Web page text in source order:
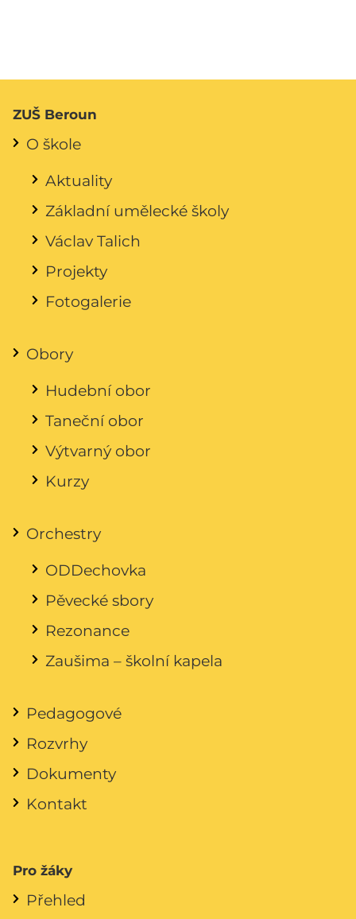
ZUŠ Beroun
O škole
Aktuality
Základní umělecké školy
Václav Talich
Projekty
Fotogalerie
Obory
Hudební obor
Taneční obor
Výtvarný obor
Kurzy
Orchestry
ODDechovka
Pěvecké sbory
Rezonance
Zaušima – školní kapela
Pedagogové
Rozvrhy
Dokumenty
Kontakt
Pro žáky
Přehled